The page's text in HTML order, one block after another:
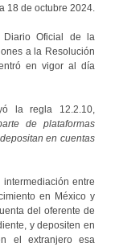
18 de octubre 2024.
Oficial de la
a la Resolución
en vigor al día
la regla 12.2.10,
de plataformas
en cuentas
entre
en México y
del oferente de
y depositen en
el extranjero esa